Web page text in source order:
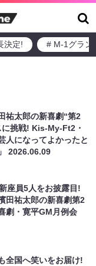
決定! # M-1グラン
祐太郎の新喜劇“第2
挑戦! Kis-My-Ft2・
人になってよかったと
2026.06.09
座員5人をお披露目!
田祐太郎の新喜劇第2
劇・寛平GM月例会
全国へ笑いをお届け!